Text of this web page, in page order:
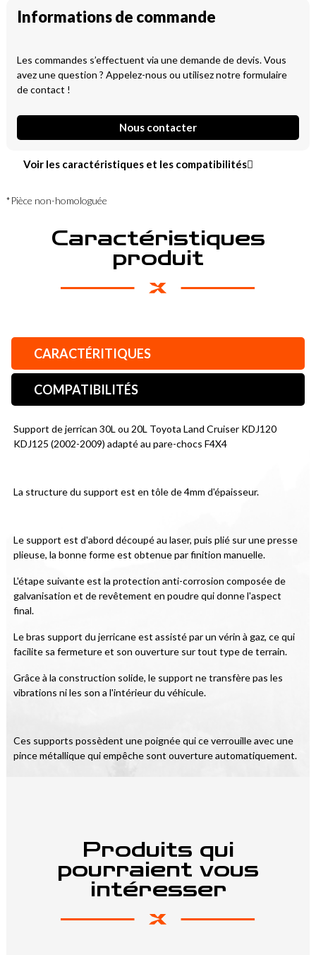
Informations de commande
Les commandes s’effectuent via une demande de devis. Vous
avez une question ? Appelez-nous ou utilisez notre formulaire
de contact !
Nous contacter
Voir les caractéristiques et les compatibilités
*Pièce non-homologuée
Caractéristiques
produit
CARACTÉRITIQUES
COMPATIBILITÉS
Support de jerrican 30L ou 20L Toyota Land Cruiser KDJ120
KDJ125 (2002-2009) adapté au pare-chocs F4X4
La structure du support est en tôle de 4mm d'épaisseur.
Le support est d'abord découpé au laser, puis plié sur une presse
plieuse, la bonne forme est obtenue par finition manuelle.
L'étape suivante est la protection anti-corrosion composée de
galvanisation et de revêtement en poudre qui donne l'aspect
final.
Le bras support du jerricane est assisté par un vérin à gaz, ce qui
facilite sa fermeture et son ouverture sur tout type de terrain.
Grâce à la construction solide, le support ne transfère pas les
vibrations ni les son a l'intérieur du véhicule.
Ces supports possèdent une poignée qui ce verrouille avec une
pince métallique qui empêche sont ouverture automatiquement.
Produits qui
pourraient vous
intéresser